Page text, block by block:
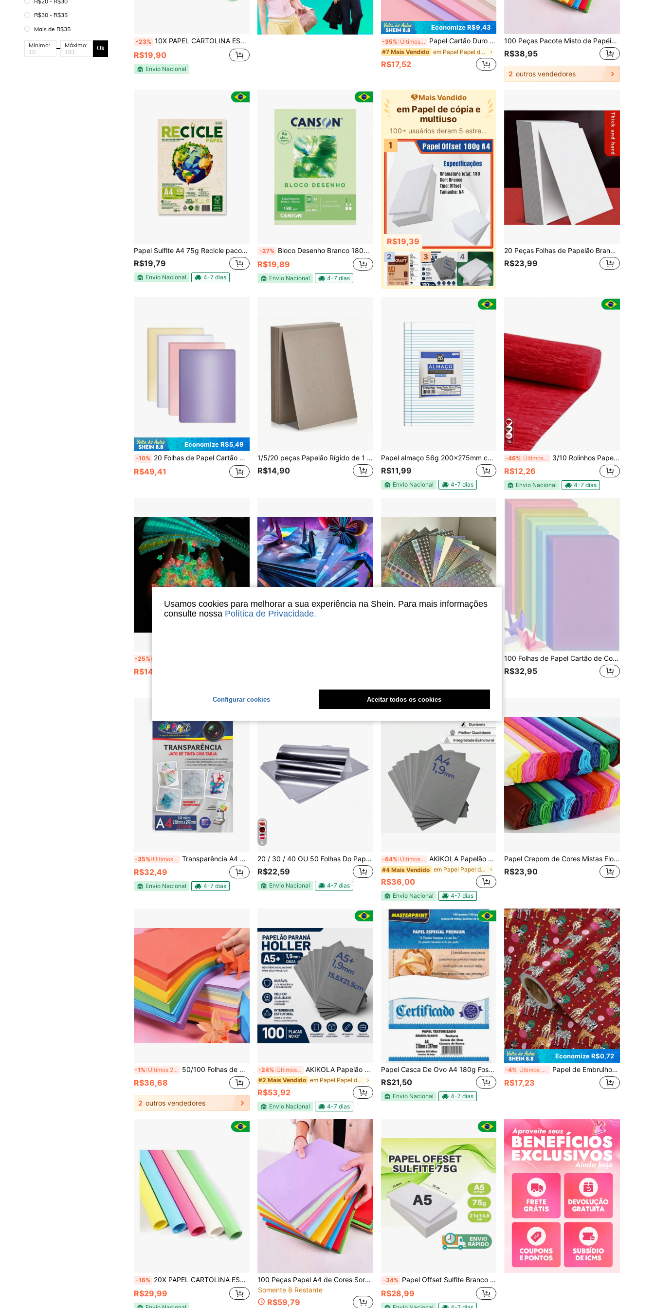
R$30 - R$35
Mais de R$35
Mínimo: Máximo: Ok
-23% 10X PAPEL CARTOLINA ESCOLAR 48X66CM - CORES
R$19,90
Envio Nacional
Economize R$9,43
-35% Últimos 2 dias Papel Cartão Duro Colorido de 230g/m², Tamanho A4, Adequado para Artesanato DIY de Crianças, Origami, Desenho, Cartões de Felicitação, Impressão no Escritório, De Volta às Aulas
#7 Mais Vendido em Papel Papel de cópia e multiuso
R$17,52
100 Peças Pacote Misto de Papéis A4 Coloridos, 10 Cores, Adequado para Cópia, Impressão, Origami e Artesanato, Suprimentos Escolares, De Volta às Aulas
R$38,95
2 outros vendedores
Papel Sulfite A4 75g Recicle pacote com 100 folhas Jandaia
R$19,79
Envio Nacional 4-7 dias
-27% Bloco Desenho Branco 180g Canson
R$19,89
Envio Nacional 4-7 dias
Mais Vendido
em Papel de cópia e
multiuso
100+ usuários deram 5 estrelas
1
R$19,39
2 3 4
20 Peças Folhas de Papelão Branco, Tamanhos A4 (21 x 29,7 cm) e A3 (29,7 x 42 cm), Papelão Grosso e Resistente, Padrões Desenhados à Mão, Suprimentos Escolares, Essenciais para a Temporada de Volta às Aulas
R$23,99
Economize R$5,49
-10% 20 Folhas de Papel Cartão Perolado Dupla Face 250g/m² Papel de Artesanato Pesado para Impressão, Usado para Fazer Cartões, Cartões de Saudação, Impressão de Escritório, Scrapbooks, Convites
R$49,41
1/5/20 peças Papelão Rígido de 1 mm de Espessura Tamanho A4/A5, Papelão para Encadernação, Cartão de Encadernação Artesanal, Placa de Encadernação de Folhas Soltas, Placa de Encadernação de Folhas Soltas, Placa de Núcleo de Papel, Placa de Livro de Designer, Papelão Grosso Branco/Kraft/Cinza, Placa de Núcleo de Papel Resistente, Suprimentos para Encadernação de Livros, Adequado para Capas de Livros, Scrapbooks e Bottom de Porta-Retratos. Capas de Encadernação de Livros, Scrapbook, Consumíveis Dedicados para Bottom de Porta-Retratos, Usado para Scrapbooks, Artesanato DIY/Confecção de Livros de Adesivos, Papelão para Pintura Artesanal, Confecção de Caixas de Embalagem de Presentes e Bottom de Porta-Retratos, Materiais Artesanais
R$14,90
Papel almaço 56g 200x275mm com 16 folhas Jandaia
R$11,99
Envio Nacional 4-7 dias
16
-46% Últimos 2 dias 3/10 Rolinhos Papel Crepom Comum 48x200cm Papel Escolar Artesanato Decoração Colorido Papel Escola
R$12,26
Envio Nacional 4-7 dias
-25%
R$14,21
100 Folhas de Papel Cartão de Cores Suaves Variadas, Cores Diversas, Espesso, Adequado para Presentes de Aniversário, Scrapbooking, Confecção de Cartões, Impressão, Projetos Escolares e Artesanato DIY (Cores Aleatórias)
R$32,95
-35% Últimos 2 dias Transparência A4 Jato de Tinta Resina e Retroprojetor Com Tarja 10fls Off Paper
R$32,49
Envio Nacional 4-7 dias
5
20 / 30 / 40 OU 50 Folhas Do Papel Laminado A4 - Artesanato Escolar - Lamicote 250g - Varias Cores (Cada Pacote Contém 10 Folhas)
R$22,59
Envio Nacional 4-7 dias
-64% Últimos 2 dias AKIKOLA Papelão Paraná Holler A4 Cinza 1,9mm – 25 Placas | Artesanato e Encadernação
#4 Mais Vendido em Papel Papel de cópia e multiuso
R$36,00
Envio Nacional 4-7 dias
Papel Crepom de Cores Mistas Flores de Papel Feitas à Mão Presente Papel de Embalagem Floral DIY Rosa Girassol Buquê de Flores Dobradas à Mão Presente do Dia das Mães Material para Fazer Cravo Papel Novo Suprimentos de Aprendizagem de Cores Mistas
R$23,90
-1% Últimos 2 dias 50/100 Folhas de Papel A4 Colorido, 10 Cores, Material de Origami, Papel Educacional, Adequado para Cópia, Impressão, Artesanato de Origami e DIY, 10 Cores
R$36,68
2 outros vendedores
-24% Últimos 2 dias AKIKOLA Papelão Holler A5+ Cinza 1,9mm Kit 100 Placas Para Encadernação, Cartonagem, Caixas e Artesanato
#2 Mais Vendido em Papel Papel de cópia e multiuso
R$53,92
Envio Nacional 4-7 dias
Papel Casca De Ovo A4 180g Fosco 50 Folhas Masterprint
R$21,50
Envio Nacional 4-7 dias
Economize R$0,72
-4% Últimos 3 dias Papel de Embrulho para Aniversário Infantil, Bottom Vermelho com Animais de Desenho Animado Fofos, Papel Revestido 43cm*3m (1 Rolo) Adequado para Embrulho de Presentes de Aniversário Infantil, Festa de Primeiro Aniversário, Formatura da Creche, Embrulho de Presentes do Dia da Criança.
R$17,23
-16% 20X PAPEL CARTOLINA ESCOLAR 48X66CM - CORES
R$29,99
100 Peças Papel A4 de Cores Sortidas, 10 Cores, Adequado para Cópia, Impressão, Origami e Artesanato, Suprimentos Escolares, Volta às Aulas
Somente 8 Restante
R$59,79
-34% Papel Offset Sulfite Branco 75g - 500 Folhas tamanho A5 Medidas 21x14,8cm
R$28,99
Usamos cookies para melhorar a sua experiência na Shein. Para mais informações
consulte nossa Política de Privacidade.
Configurar cookies Aceitar todos os cookies